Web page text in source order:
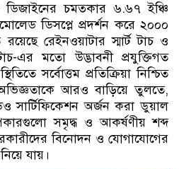
চমত্কার ৬.৬৭ ইঞ্চি
ডিসপ্লে প্রদর্শন করে ২০০০
রেইনওয়াটার স্মার্ট টাচ ও
এর মতো উদ্ভাবনী প্রযুক্তিগত
সর্বোত্তম প্রতিক্রিয়া নিশ্চিত
আরও বাড়িয়ে তুলতে,
সার্টিফিকেশন অর্জন করা ডুয়াল
সমৃদ্ধ ও আকর্ষণীয় শব্দ
বিনোদন ও যোগাযোগের
যায়।